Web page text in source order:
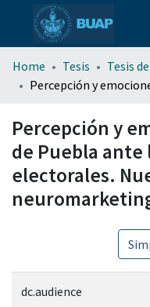
Home Tesis
Tesis
Percepción y
de Puebla ante
electorales.
dc.audience